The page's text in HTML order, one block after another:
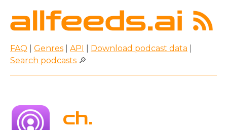
FAQ Genres API Download podcast data
Search podcasts 🔎
ch.